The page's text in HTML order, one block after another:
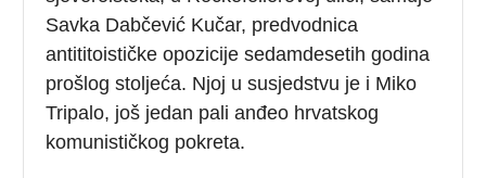
Savka Dabčević Kučar, predvodnica
antititoističke opozicije sedamdesetih godina
prošlog stoljeća. Njoj u susjedstvu je i Miko
Tripalo, još jedan pali anđeo hrvatskog
komunističkog pokreta.